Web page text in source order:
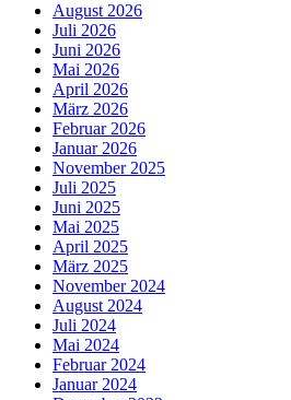
August 2026
Juli 2026
Juni 2026
Mai 2026
April 2026
März 2026
Februar 2026
Januar 2026
November 2025
Juli 2025
Juni 2025
Mai 2025
April 2025
März 2025
November 2024
August 2024
Juli 2024
Mai 2024
Februar 2024
Januar 2024